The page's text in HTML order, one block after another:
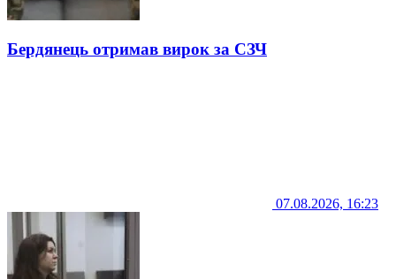
Бердянець отримав вирок за СЗЧ
07.08.2026, 16:23